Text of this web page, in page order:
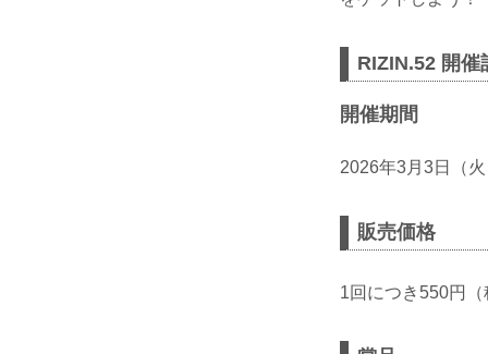
RIZIN.52 開催
開催期間
2026年3月3日（
販売価格
1回につき550円（